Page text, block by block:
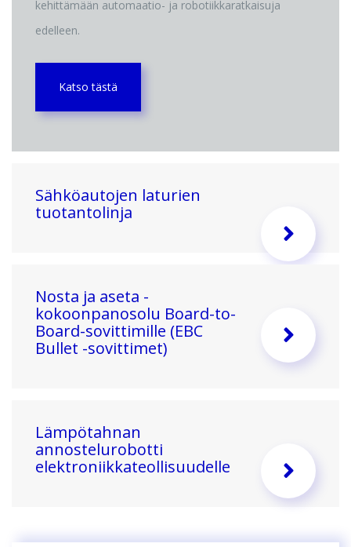
Sähköautojen laturien
tuotantolinja
Nosta ja aseta -
kokoonpanosolu Board-to-
Board-sovittimille (EBC
Bullet -sovittimet)
Lämpötahnan
annostelurobotti
elektroniikkateollisuudelle
kehittämään automaatio- ja robotiikkaratkaisuja
edelleen.
Katso tästä